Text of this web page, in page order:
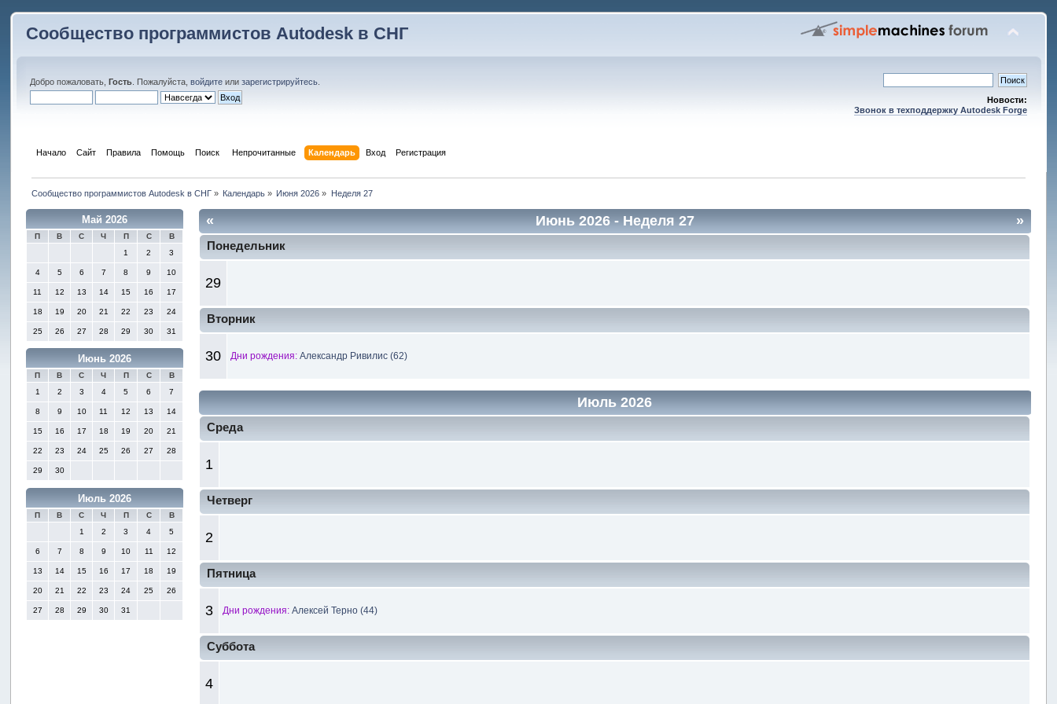
Сообщество программистов Autodesk в СНГ
Добро пожаловать,Гость . Пожалуйста,войдите илизарегистрируйтесь
Новости:
Звонок в техподдержку Autodesk Forge
Начало Сайт Правила Помощь Поиск Непрочитанные Календарь Вход Регистрация
Сообщество программистов Autodesk в СНГ» Календарь » Июня 2026 » Неделя 27
Май 2026
П В С Ч П С
В
1
2 3
4 5 6 7 8 9 10
11 12 13 14 15 16 17
18 19 20 21 22 23 24
25 26 27 28 29 30 31
Июнь 2026
П В С Ч П С
В
1
2 3 4 5 6 7
8 9 10 11 12 13 14
15 16 17 18 19 20 21
22 23 24 25 26 27 28
29 30
Июль 2026
П В С Ч П С
В
1
2 3 4 5
6 7 8 9 10 11 12
13 14 15 16 17 18 19
20 21 22 23 24 25 26
27 28 29 30 31
« »
Июнь 2026- Неделя 27
Понедельник
29
Вторник
30 Дни рождения: Александр Ривилис (62)
Июль 2026
Среда
1
Четверг
2
Пятница
3 Дни рождения: Алексей Терно (44)
Суббота
4